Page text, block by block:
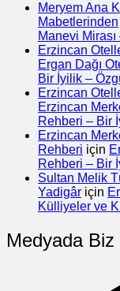
Meryem Ana
Mabetlerinden
Manevi
Erzincan
Ergan Dağı
Bir İyilik –
Erzincan
Erzincan
Rehberi – Bir
Erzincan
Rehberi için
Rehberi – Bir
Sultan Melik
Yadigâr için
Külliyeler ve
Medyada Biz